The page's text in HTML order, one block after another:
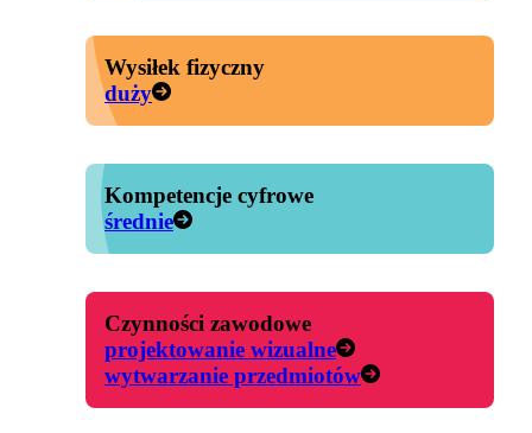
Wysiłek fizyczny
duży
Kompetencje cyfrowe
średnie
Czynności zawodowe
projektowanie wizualne
wytwarzanie przedmiotów